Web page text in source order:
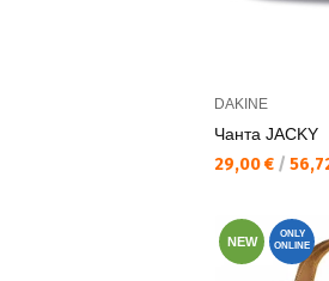
DAKINE
Чанта JACKY
Текуща цена:
29,00 € /
NEW
ONLY
ONLINE